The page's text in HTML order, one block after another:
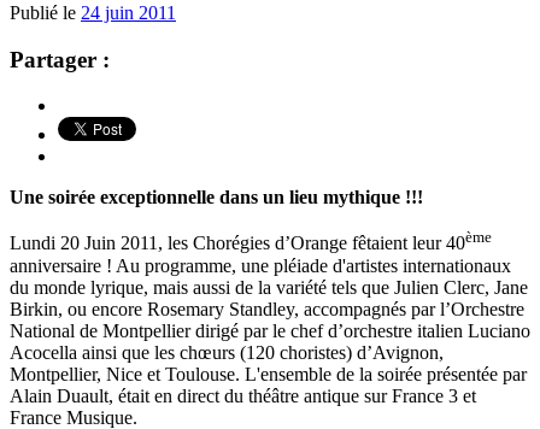
Publié le 24 juin 2011
Partager :
Une soirée exceptionnelle dans un lieu mythique !!!
Lundi 20 Juin 2011, les Chorégies d’Orange fêtaient leur 40ème
anniversaire ! Au programme, une pléiade d'artistes internationaux
du monde lyrique, mais aussi de la variété tels que Julien Clerc, Jane
Birkin, ou encore Rosemary Standley, accompagnés par l’Orchestre
National de Montpellier dirigé par le chef d’orchestre italien Luciano
Acocella ainsi que les chœurs (120 choristes) d’Avignon,
Montpellier, Nice et Toulouse. L'ensemble de la soirée présentée par
Alain Duault, était en direct du théâtre antique sur France 3 et
France Musique.